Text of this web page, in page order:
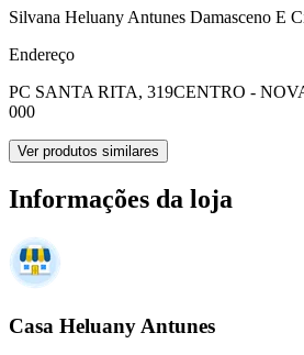
Silvana Heluany Antunes Damasceno E
Endereço
PC SANTA RITA, 319CENTRO -
000
Ver produtos similares
Informações da loja
Casa Heluany Antunes